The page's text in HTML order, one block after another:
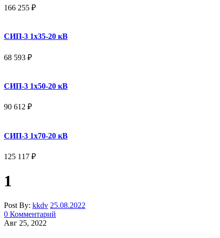
166 255 ₽
СИП-3 1x35-20 кВ
68 593 ₽
СИП-3 1x50-20 кВ
90 612 ₽
СИП-3 1x70-20 кВ
125 117 ₽
1
Post By: kkdv 25.08.2022
0 Комментарий
Авг 25, 2022